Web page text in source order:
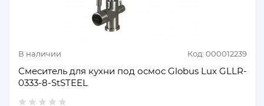
В наличии Код: 000012239
Смеситель для кухни под осмос Globus Lux GLLR-
0333-8-StSTEEL